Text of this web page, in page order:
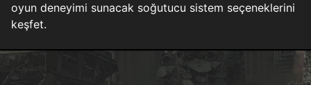
oyun deneyimi sunacak soğutucu sistem seçeneklerini
keşfet.